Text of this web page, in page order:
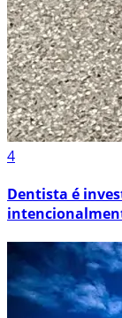
4
Dentista é